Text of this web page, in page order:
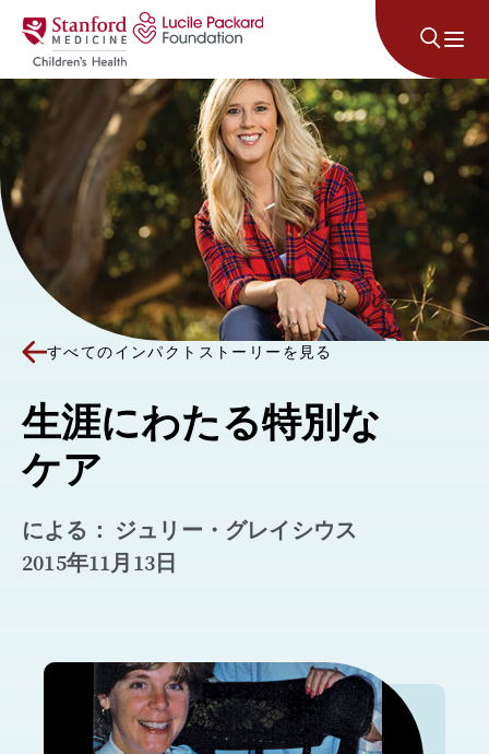
コンテンツにスキップ
すべてのインパクトストーリーを見る
生涯にわたる特別な
ケア
による： ジュリー・グレイシウス
2015年11月13日